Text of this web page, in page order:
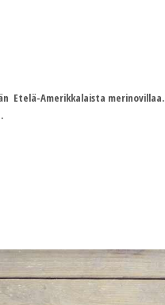
Etelä-Amerikkalaista merinovillaa.